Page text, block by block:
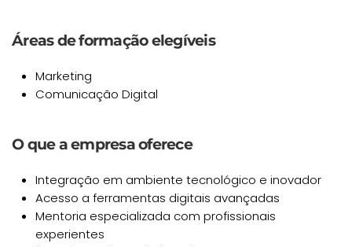
Áreas de formação elegíveis
Marketing
Comunicação Digital
O que a empresa oferece
Integração em ambiente tecnológico e inovador
Acesso a ferramentas digitais avançadas
Mentoria especializada com profissionais
experientes